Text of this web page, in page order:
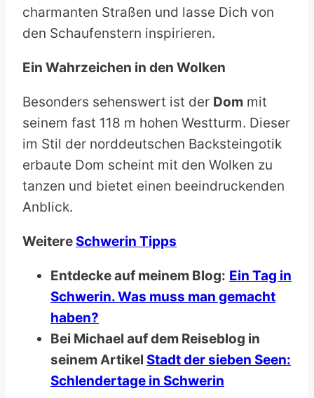
charmanten Straßen und lasse Dich von
den Schaufenstern inspirieren.
Ein Wahrzeichen in den Wolken
Besonders sehenswert ist der Dom mit
seinem fast 118 m hohen Westturm. Dieser
im Stil der norddeutschen Backsteingotik
erbaute Dom scheint mit den Wolken zu
tanzen und bietet einen beeindruckenden
Anblick.
Weitere Schwerin Tipps
Entdecke auf meinem Blog: Ein Tag in
Schwerin. Was muss man gemacht
haben?
Bei Michael auf dem Reiseblog in
seinem Artikel Stadt der sieben Seen:
Schlendertage in Schwerin